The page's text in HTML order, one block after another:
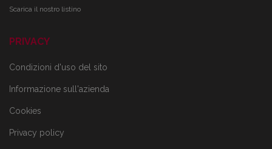
Scarica il nostro listino
PRIVACY
Condizioni d'uso del sito
Informazione sull'azienda
Cookies
Privacy policy